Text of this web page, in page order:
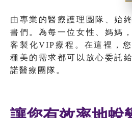
由專業的醫療護理團隊、始
書們。為每一位女性、媽媽
客製化VIP療程。在這裡，
種美的需求都可以放心委託
諾醫療團隊。